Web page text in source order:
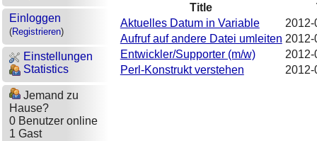
Einloggen
(Registrieren)
Einstellungen
Statistics
Jemand zu
Hause?
0 Benutzer online
1 Gast
Title
Aktuelles Datum in Variable
2012-
Aufruf auf andere Datei umleiten 2012-
Entwickler/Supporter (m/w)
2012-
Perl-Konstrukt verstehen
2012-